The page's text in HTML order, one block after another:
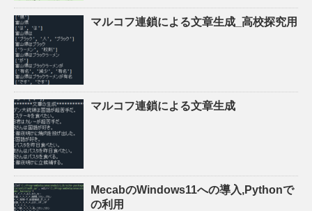
マルコフ連鎖による文章生成_高校探究用
マルコフ連鎖による文章生成
MecabのWindows11への導入,Pythonで
の利用